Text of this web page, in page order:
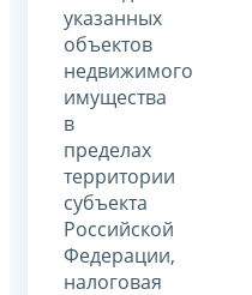
указанных
объектов
недвижимого
имущества
в
пределах
территории
субъекта
Российской
Федерации,
налоговая